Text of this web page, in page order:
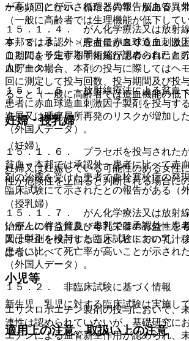
が高いことが示されたとの報告がある（
１５．１．４． がん化学療法又は放射
本邦では承認外＞患者に赤血球造血刺激
ことにより生存期間短縮が認められたと
人データ）。
１５．１．５． 放射線療法による貧血
患者に赤血球造血刺激因子製剤を投与す
進展又は腫瘍局所再発のリスクが増加し
（外国人データ）。
１５．１．６． プラセボを投与された
貧血＜本邦では承認外＞患者に比べて赤
剤の治療を受けた患者で血栓塞栓症の発
臨床試験にて示されたとの報告がある（
１５．１．７． がん化学療法又は放射
いがんに伴う貧血＜本邦では承認外＞患
因子製剤を投与した臨床試験において、
患者に比べて死亡率が高いことが示され
（外国人データ）。
１５．２． 非臨床試験に基づく情報
エリスロポエチン製剤の投与において、
連性は認められていないが、基礎研究に
エチンによる血管新生作用が認められ、
ーを頻回に行い、循環器異常、脳血管異
（一般に高齢者では生理機能が低下して
９．８．３． 〈貯血量が８００ｍＬ以
血期間を予定する手術施行患者の自己血
血貯血の場合、本剤の投与に際してはヘ
回に測定して投与回数、投与期間及び投
ること（一般に高齢者では造血機能の低
妊婦・授乳婦
（妊婦）
妊婦又は妊娠している可能性のある女性
性が危険性を上回ると判断される場合に
（授乳婦）
治療上の有益性及び母乳栄養の有益性を
又は中止を検討すること（ヒトでの乳汁
はない）。
小児等
新生児、乳児に対する臨床試験は実施し
適用上の注意、取扱い上の注意